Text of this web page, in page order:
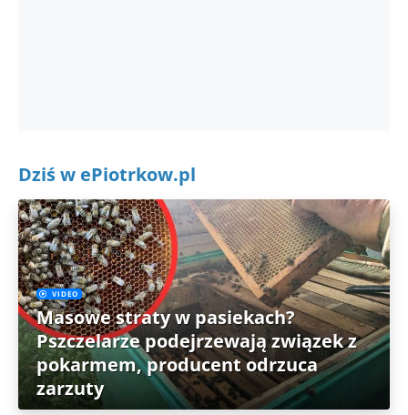
Dziś w ePiotrkow.pl
VIDEO
Masowe straty w pasiekach?
Pszczelarze podejrzewają związek z
pokarmem, producent odrzuca
zarzuty